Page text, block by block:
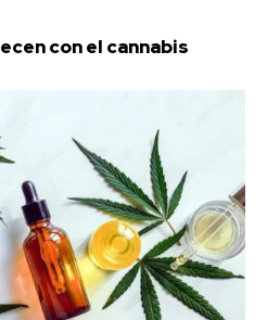
con el cannabis